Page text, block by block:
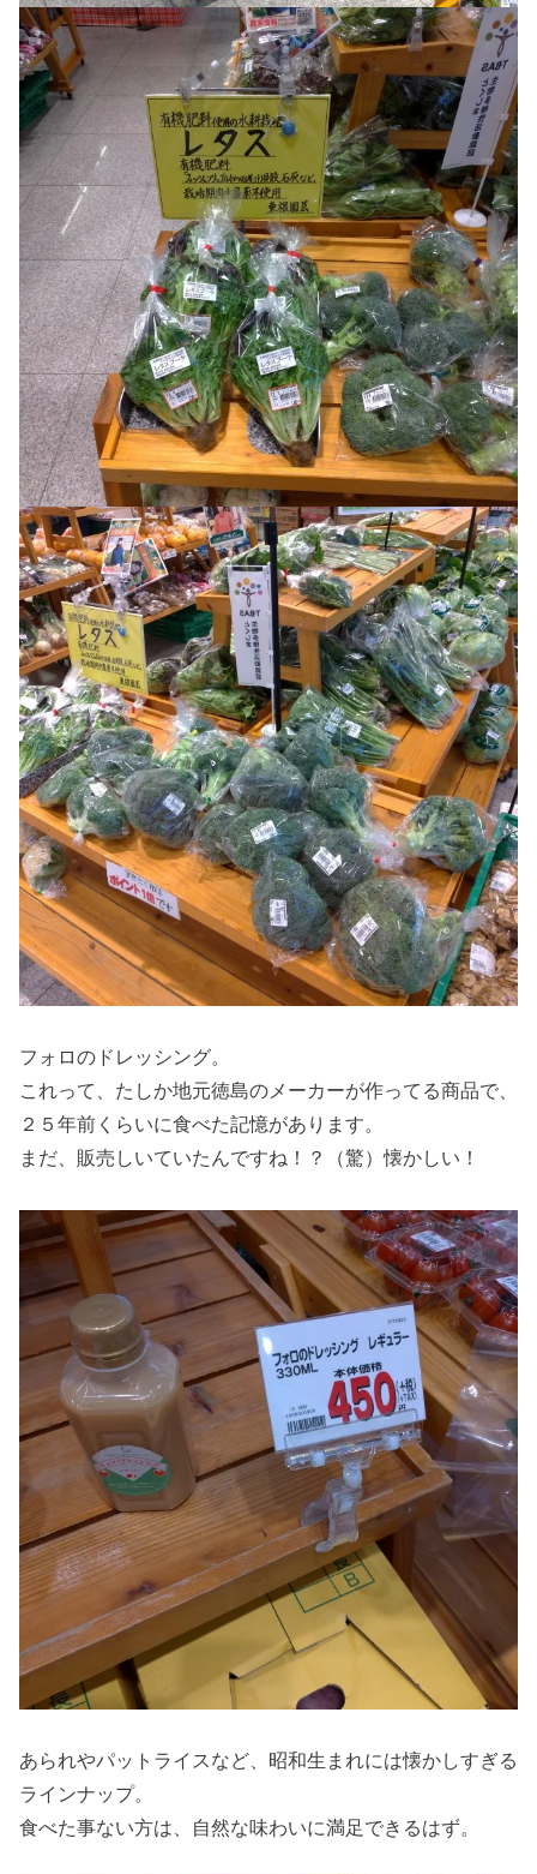
フォロのドレッシング。
これって、たしか地元徳島のメーカーが作ってる商品で、
２５年前くらいに食べた記憶があります。
まだ、販売しいていたんですね！？（驚）懐かしい！
あられやパットライスなど、昭和生まれには懐かしすぎる
ラインナップ。
食べた事ない方は、自然な味わいに満足できるはず。